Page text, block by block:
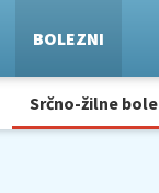
BOLEZNI
Srčno-žilne